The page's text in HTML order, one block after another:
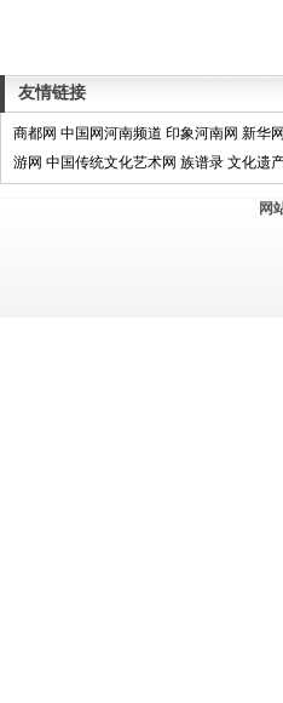
友情链接
商都网 中国网河南频道 印象河南网 新华
游网 中国传统文化艺术网 族谱录 文化遗
网